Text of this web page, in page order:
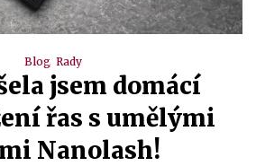
Blog Rady
jsem domácí
řas s umělými
Nanolash!